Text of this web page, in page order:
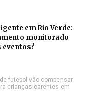
em Rio Verde:
monitorado
futebol vão compensar
crianças carentes em